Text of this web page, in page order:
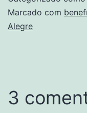
Marcado com
Alegre
3